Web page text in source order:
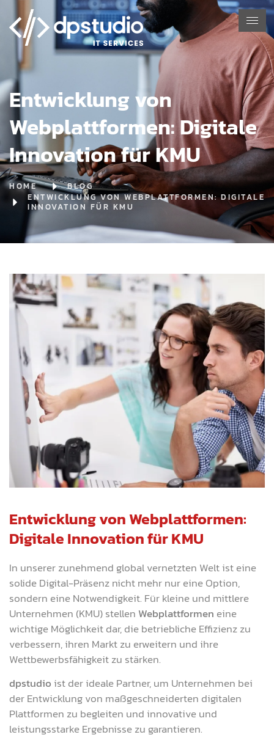
Entwicklung von
Webplattformen: Digitale
Innovation für KMU
HOME
BLOG
ENTWICKLUNG VON WEBPLATTFORMEN: DIGITALE
INNOVATION FÜR KMU
Entwicklung von Webplattformen:
Digitale Innovation für KMU
In unserer zunehmend global vernetzten Welt ist eine
solide Digital-Präsenz nicht mehr nur eine Option,
sondern eine Notwendigkeit. Für kleine und mittlere
Unternehmen (KMU) stellen Webplattformen eine
wichtige Möglichkeit dar, die betriebliche Effizienz zu
verbessern, ihren Markt zu erweitern und ihre
Wettbewerbsfähigkeit zu stärken.
dpstudio ist der ideale Partner, um Unternehmen bei
der Entwicklung von maßgeschneiderten digitalen
Plattformen zu begleiten und innovative und
leistungsstarke Ergebnisse zu garantieren.